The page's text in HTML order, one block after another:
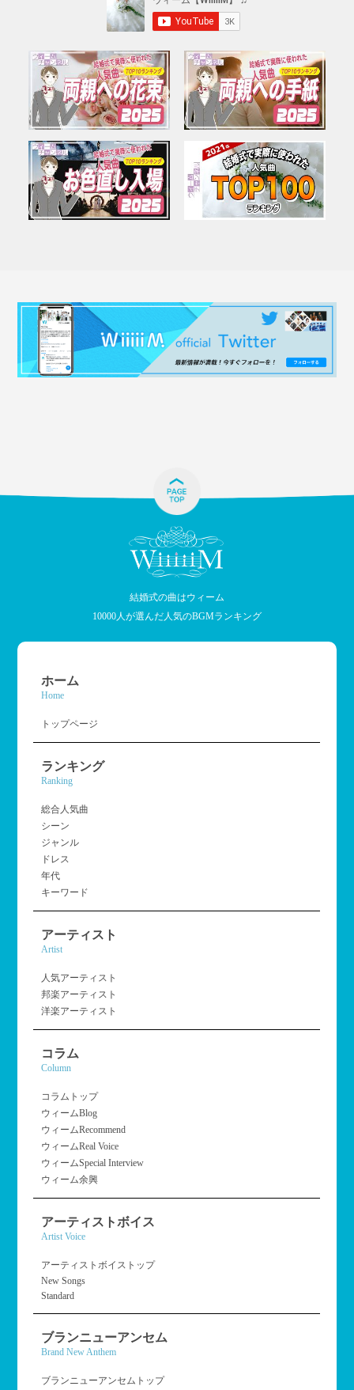
結婚式の曲はウィーム
10000人が選んだ人気のBGMランキング
ホーム
Home
トップページ
ランキング
Ranking
総合人気曲
シーン
ジャンル
ドレス
年代
キーワード
アーティスト
Artist
人気アーティスト
邦楽アーティスト
洋楽アーティスト
コラム
Column
コラムトップ
ウィームBlog
ウィームRecommend
ウィームReal Voice
ウィームSpecial Interview
ウィーム余興
アーティストボイス
Artist Voice
アーティストボイストップ
New Songs
Standard
ブランニューアンセム
Brand New Anthem
ブランニューアンセムトップ